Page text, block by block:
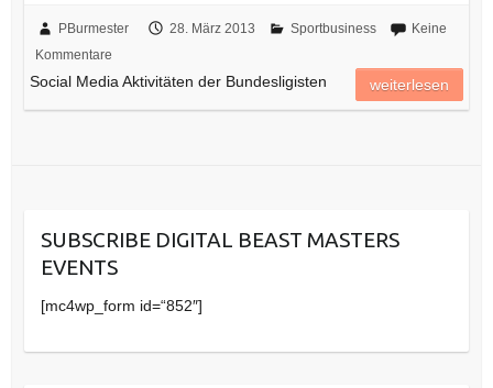
PBurmester 28. März 2013 Sportbusiness
Keine
Kommentare
Social Media Aktivitäten der Bundesligisten weiterlesen
SUBSCRIBE DIGITAL BEAST MASTERS
EVENTS
[mc4wp_form id=“852″]